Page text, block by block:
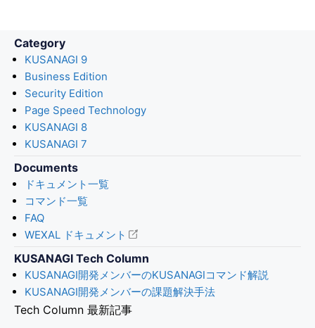
Category
KUSANAGI 9
Business Edition
Security Edition
Page Speed Technology
KUSANAGI 8
KUSANAGI 7
Documents
ドキュメント一覧
コマンド一覧
FAQ
WEXAL ドキュメント
KUSANAGI Tech Column
KUSANAGI開発メンバーのKUSANAGIコマンド解説
KUSANAGI開発メンバーの課題解決手法
Tech Column 最新記事